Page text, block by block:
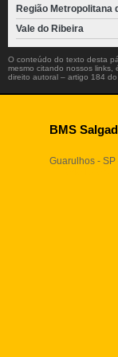
Região Metropolitana
Vale do Ribeira
O conteúdo do texto desta
mesmo citando nossos links,
direito autoral – artigo 184
BMS
Guarulhos -